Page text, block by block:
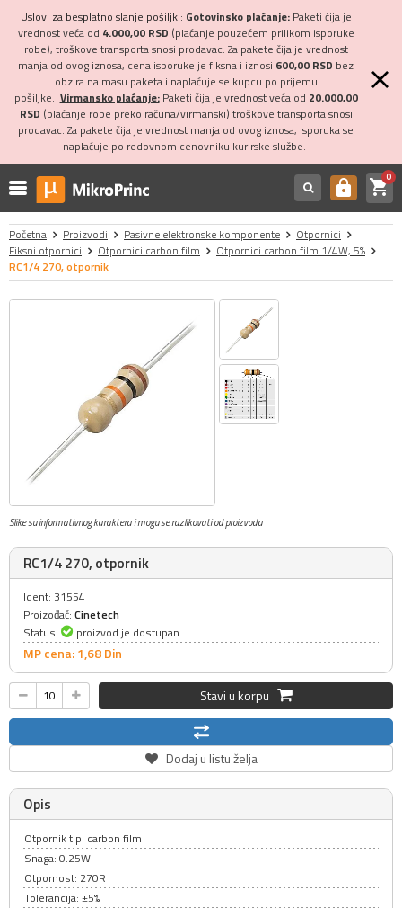
Uslovi za besplatno slanje pošiljki: Gotovinsko plaćanje:Paketi čija je
vrednost veća od 4.000,00 RSD (plaćanje pouzećem prilikom isporuke
robe), troškove transporta snosi prodavac. Za pakete čija je vrednost
manja od ovog iznosa, cena isporuke je fiksna i iznosi 600,00 RSD bez
obzira na masu paketa i naplaćuje se kupcu po prijemu
pošiljke. Virmansko plaćanje:Paketi čija je vrednost veća od 20.000,00
RSD (plaćanje robe preko računa/virmanski) troškove transporta snosi
prodavac. Za pakete čija je vrednost manja od ovog iznosa, isporuka se
naplaćuje po redovnom cenovniku kurirske službe.
https shopping_cart0
Početna Proizvodi Pasivne elektronske komponente
Otpornici
Fiksni otpornici
Otpornici carbon film
Otpornici carbon film 1/4W, 5%
RC1/4 270, otpornik
Slike su informativnog karaktera i mogu se razlikovati od proizvoda
RC1/4 270, otpornik
Ident: 31554
Proizođač: Cinetech
Status:
proizvod je dostupan
MP cena: 1,68Din
Stavi u korpu
Dodaj u listu želja
Opis
Otpornik tip: carbon film
Snaga: 0.25W
Otpornost: 270R
Tolerancija: ±5%